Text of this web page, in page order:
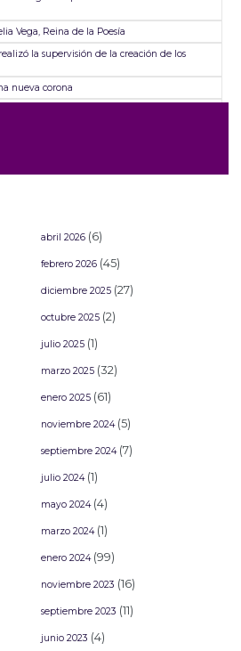
Vega, Reina de la Poesía
la supervisión de la creación de los
nueva corona
la Fórmula 1.
abril 2026(6)
febrero 2026(45)
diciembre 2025(27)
octubre 2025(2)
julio 2025(1)
marzo 2025(32)
enero 2025(61)
noviembre 2024(5)
septiembre 2024(7)
julio 2024(1)
mayo 2024(4)
marzo 2024(1)
enero 2024(99)
noviembre 2023 (16)
septiembre 2023 (11)
junio 2023 (4)